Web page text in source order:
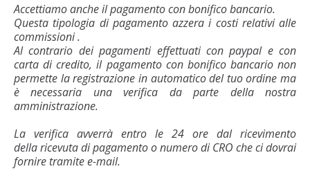
Accettiamo anche il pagamento con bonifico bancario.
Questa tipologia di pagamento azzera i costi relativi alle
commissioni .
Al contrario dei pagamenti effettuati con paypal e con
carta di credito, il pagamento con bonifico bancario non
permette la registrazione in automatico del tuo ordine ma
è necessaria una verifica da parte della nostra
amministrazione.
La verifica avverrà entro le 24 ore dal ricevimento
della ricevuta di pagamento o numero di CRO che ci dovrai
fornire tramite e-mail.